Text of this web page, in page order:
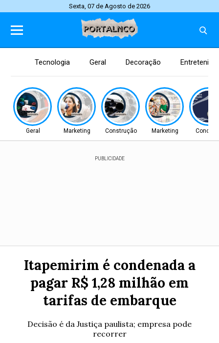
Sexta, 07 de Agosto de 2026
Tecnologia Geral Decoração
Geral Marketing Construção Marketing
PUBLICIDADE
Itapemirim é condenada a
pagar R$ 1,28 milhão em
tarifas de embarque
Decisão é da Justiça paulista; empresa pode
recorrer